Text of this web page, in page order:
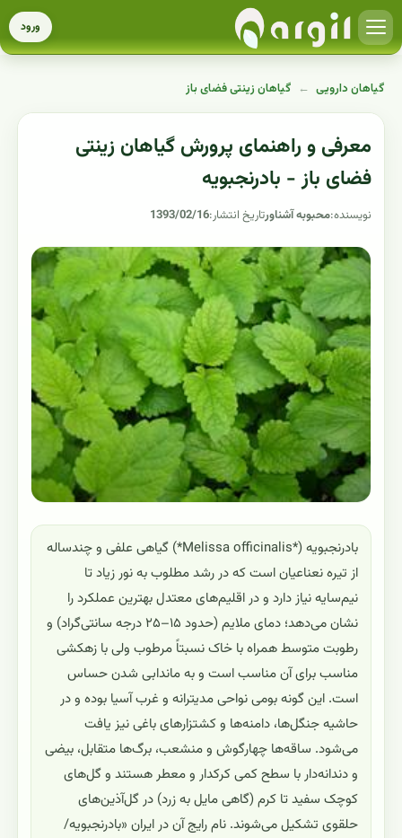
ورود
گیاهان دارویی ← گیاهان زینتی فضای باز
معرفی و راهنمای پرورش گیاهان زینتی
فضای باز - بادرنجبویه
نویسنده:محبوبه آشناورتاریخ انتشار:1393/02/16
بادرنجبویه (*Melissa officinalis*) گیاهی علفی و چندساله
از تیره نعناعیان است که در رشد مطلوب به نور زیاد تا
نیم‌سایه نیاز دارد و در اقلیم‌های معتدل بهترین عملکرد را
نشان می‌دهد؛ دمای ملایم (حدود ۱۵–۲۵ درجه سانتی‌گراد) و
رطوبت متوسط همراه با خاک نسبتاً مرطوب ولی با زهکشی
مناسب برای آن مناسب است و به ماندابی شدن حساس
است. این گونه بومی نواحی مدیترانه و غرب آسیا بوده و در
حاشیه جنگل‌ها، دامنه‌ها و کشتزارهای باغی نیز یافت
می‌شود. ساقه‌ها چهارگوش و منشعب، برگ‌ها متقابل، بیضی
و دندانه‌دار با سطح کمی کرکدار و معطر هستند و گل‌های
کوچک سفید تا کرم (گاهی مایل به زرد) در گل‌آذین‌های
حلقوی تشکیل می‌شوند. نام رایج آن در ایران «بادرنجبویه/